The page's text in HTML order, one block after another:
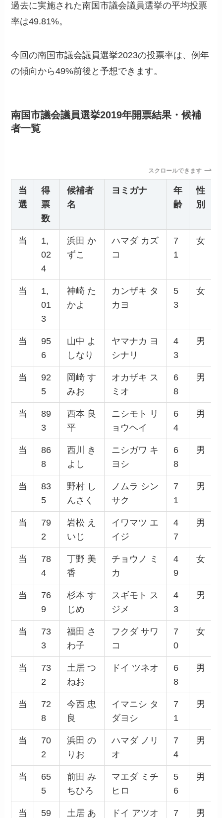
過去に実施された南国市議会議員選挙の平均投票
率は49.81%。
今回の南国市議会議員選挙2023の投票率は、例年
の傾向から49%前後と予想できます。
南国市議会議員選挙2019年開票結果・候補
者一覧
スクロールできます
当
選
得
票
数
候補者
名
ヨミガナ
年
齢
性
別
当
1,
02
4
浜田 か
ずこ
ハマダ カズ
コ
7
1
女
当
1,
01
3
神崎 た
かよ
カンザキ タ
カヨ
5
3
女
当
95
6
山中 よ
しなり
ヤマナカ ヨ
シナリ
4
3
男
当
92
5
岡崎 す
みお
オカザキ ス
ミオ
6
8
男
当
89
3
西本 良
平
ニシモト リ
ョウヘイ
6
4
男
当
86
8
西川 き
よし
ニシガワ キ
ヨシ
6
8
男
当
83
5
野村 し
んさく
ノムラ シン
サク
7
1
男
当
79
2
岩松 え
いじ
イワマツ エ
イジ
4
7
男
当
78
4
丁野 美
香
チョウノ ミ
カ
4
9
女
当
76
9
杉本 す
じめ
スギモト ス
ジメ
4
3
男
当
73
3
福田 さ
わ子
フクダ サワ
コ
7
0
女
当
73
2
土居 つ
ねお
ドイ ツネオ
6
8
男
当
72
8
今西 忠
良
イマニシ タ
ダヨシ
7
1
男
当
70
2
浜田 の
りお
ハマダ ノリ
オ
7
4
男
当
65
5
前田 み
ちひろ
マエダ ミチ
ヒロ
5
6
男
当 59 土居 あ ドイ アツオ 7 男